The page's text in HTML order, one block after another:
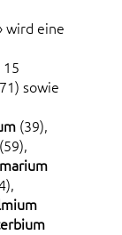
wird eine
sowie
(39),
(59),